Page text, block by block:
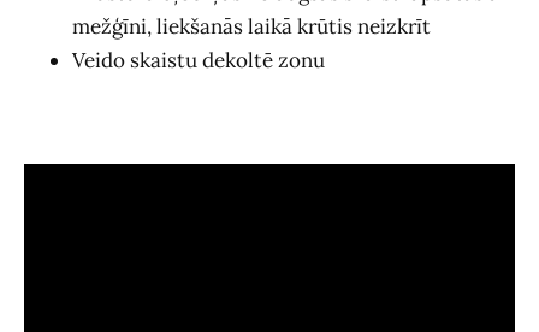
mežģīni, liekšanās laikā krūtis neizkrīt
Veido skaistu dekoltē zonu